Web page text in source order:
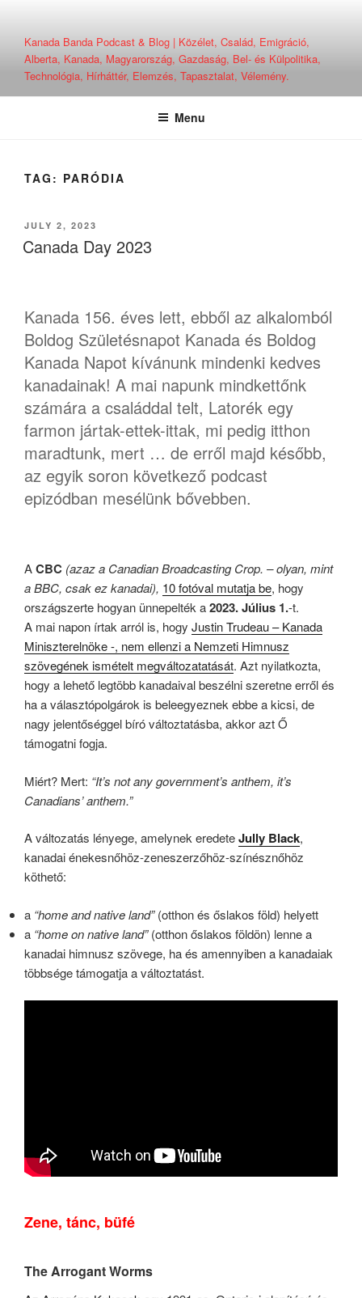
contentKanada Banda Podcast & Blog | Közélet, Család, Emigráció,
Alberta, Kanada, Magyarország, Gazdaság, Bel- és Külpolitika,
Technológia, Hírháttér, Elemzés, Tapasztalat, Vélemény.
Menu
TAG: PARÓDIA
POSTED
ON
JULY 2, 2023
Canada Day 2023
Kanada 156. éves lett, ebből az alkalomból
Boldog Születésnapot Kanada és Boldog
Kanada Napot kívánunk mindenki kedves
kanadainak! A mai napunk mindkettőnk
számára a családdal telt, Latorék egy
farmon jártak-ettek-ittak, mi pedig itthon
maradtunk, mert … de erről majd később,
az egyik soron következő podcast
epizódban mesélünk bővebben.
ACBC (azaz a Canadian Broadcasting Crop. – olyan, mint
a BBC, csak ez kanadai), 10 fotóval mutatja be, hogy
országszerte hogyan ünnepelték a2023. Július 1.-t.
A mai napon írtak arról is, hogy Justin Trudeau – Kanada
Miniszterelnöke -, nem ellenzi a Nemzeti Himnusz
szövegének ismételt megváltozatatását. Azt nyilatkozta,
hogy a lehető legtöbb kanadaival beszélni szeretne erről és
ha a választópolgárok is beleegyeznek ebbe a kicsi, de
nagy jelentőséggel bíró változtatásba, akkor azt Ő
támogatni fogja.
Miért? Mert: “It’s not any government’s anthem, it’s
Canadians’ anthem.”
A változatás lényege, amelynek eredeteJully Black,
kanadai énekesnőhöz-zeneszerzőhöz-színésznőhöz
köthető:
a “home and native land”(otthon és őslakos föld) helyett
a “home on native land”(otthon őslakos földön) lenne a
kanadai himnusz szövege, ha és amennyiben a kanadaiak
többsége támogatja a változtatást.
Zene, tánc, büfé
The Arrogant Worms